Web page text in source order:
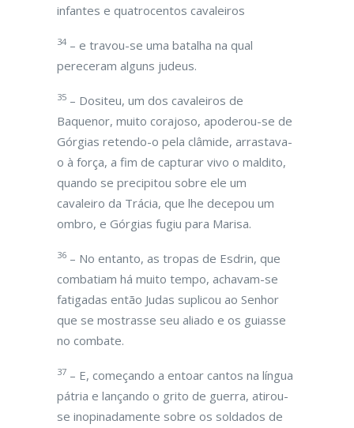
infantes e quatrocentos cavaleiros
34 – e travou-se uma batalha na qual
pereceram alguns judeus.
35 – Dositeu, um dos cavaleiros de
Baquenor, muito corajoso, apoderou-se de
Górgias retendo-o pela clâmide, arrastava-
o à força, a fim de capturar vivo o maldito,
quando se precipitou sobre ele um
cavaleiro da Trácia, que lhe decepou um
ombro, e Górgias fugiu para Marisa.
36 – No entanto, as tropas de Esdrin, que
combatiam há muito tempo, achavam-se
fatigadas então Judas suplicou ao Senhor
que se mostrasse seu aliado e os guiasse
no combate.
37 – E, começando a entoar cantos na língua
pátria e lançando o grito de guerra, atirou-
se inopinadamente sobre os soldados de